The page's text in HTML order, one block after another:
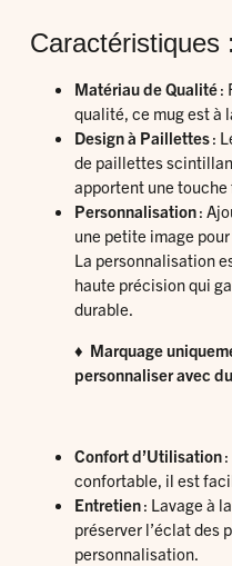
Caractéristiques :
Matériau de Qualité:
qualité, ce mug est à
Design à Paillettes:
de paillettes
apportent une touche
Personnalisation:
une petite image
La personnalisation
haute précision qui
durable.
♦ Marquage
personnaliser avec
Confort d’Utilisation:
confortable, il est
Entretien: Lavage à
préserver l’éclat des
personnalisation.